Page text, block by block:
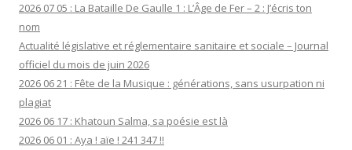
2026 07 05 : La Bataille De Gaulle 1 : L’Âge de Fer – 2 : J’écris ton
nom
Actualité législative et réglementaire sanitaire et sociale – Journal
officiel du mois de juin 2026
2026 06 21 : Fête de la Musique : générations, sans usurpation ni
plagiat
2026 06 17 : Khatoun Salma, sa poésie est là
2026 06 01 : Aya ! aïe ! 241 347 !!